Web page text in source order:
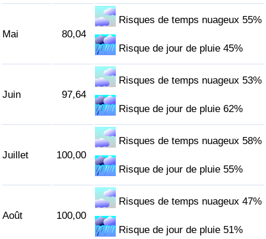
Mai 80,04
Risques de temps nuageux 55%
Risque de jour de pluie 45%
Juin 97,64
Risques de temps nuageux 53%
Risque de jour de pluie 62%
Juillet 100,00
Risques de temps nuageux 58%
Risque de jour de pluie 55%
Août 100,00
Risques de temps nuageux 47%
Risque de jour de pluie 51%